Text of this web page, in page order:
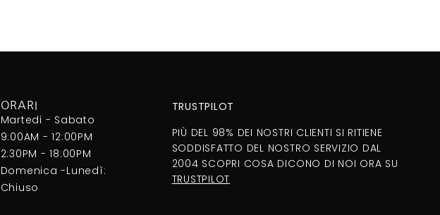
ORARI
Martedi - Sabato
9:00AM - 12:00PM
2:30PM - 18:00PM
Domenica -Lunedì:
Chiuso
TRUSTPILOT
PIÙ DEL 98% DEI NOSTRI CLIENTI SI RITIENE
SODDISFATTO DEL NOSTRO SERVIZIO DAL
2004 SCOPRI COSA DICONO DI NOI ORA SU
TRUSTPILOT